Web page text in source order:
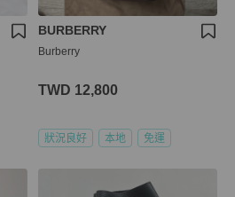
BURBERRY
Burberry
TWD 12,800
狀況良好 本地 免運